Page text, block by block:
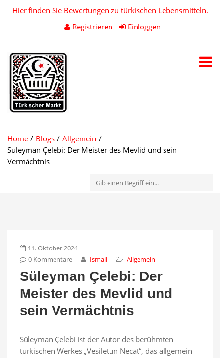
Hier finden Sie Bewertungen zu türkischen Lebensmitteln.
Registrieren
Einloggen
Home Blogs
Allgemein
Süleyman Çelebi: Der Meister des Mevlid und sein
Vermächtnis
11. Oktober 2024
0 Kommentare
Ismail Allgemein
Süleyman Çelebi: Der
Meister des Mevlid und
sein Vermächtnis
Süleyman Çelebi ist der Autor des berühmten
türkischen Werkes „Vesiletün Necat“, das allgemein